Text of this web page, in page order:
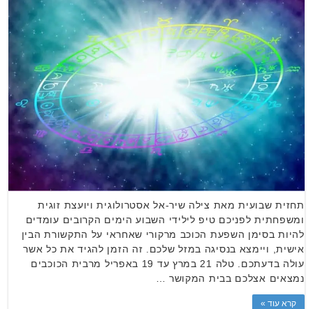
תחזית שבועית מאת צילה שיר-אל אסטרולוגית ויועצת זוגית
ומשפחתית לפניכם טיפ לילידי השבוע הימים הקרובים עומדים
להיות בסימן השפעת הכוכב מרקורי שאחראי על התקשורת הבין
אישית, ויימצא בנסיגה במזל שלכם. זה הזמן להגיד את כל אשר
עולה בדעתכם. טלה 21 במרץ עד 19 באפריל מרבית הכוכבים
נמצאים אצלכם בבית המקושר …
קרא עוד »